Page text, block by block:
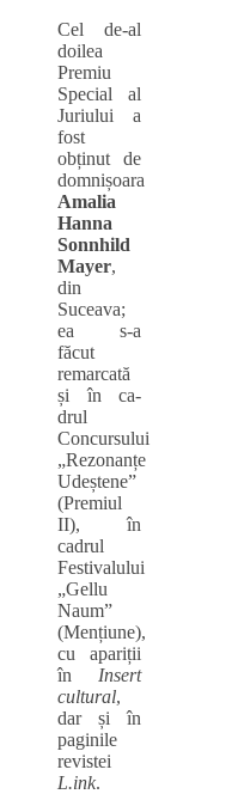
Cel de-al
doilea
Premiu
Special al
Juriului a
fost
obținut de
domnișoara
Amalia
Hanna
Sonnhild
Mayer,
din
Suceava;
ea s-a
făcut
remarcată
și în ca-
drul
Concursului
„Rezonanțe
Udeștene”
(Premiul
II), în
cadrul
Festivalului
„Gellu
Naum”
(Mențiune),
cu apariții
în Insert
cultural,
dar și în
paginile
revistei
L.ink.